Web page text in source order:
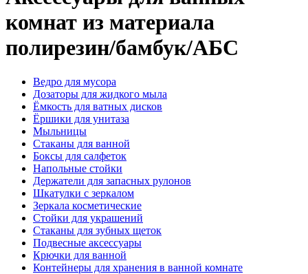
комнат из материала
полирезин/бамбук/АБС
Ведро для мусора
Дозаторы для жидкого мыла
Ёмкость для ватных дисков
Ёршики для унитаза
Мыльницы
Стаканы для ванной
Боксы для салфеток
Напольные стойки
Держатели для запасных рулонов
Шкатулки с зеркалом
Зеркала косметические
Стойки для украшений
Стаканы для зубных щеток
Подвесные аксессуары
Крючки для ванной
Контейнеры для хранения в ванной комнате